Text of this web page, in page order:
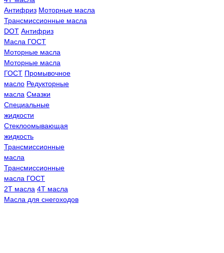
Антифриз Моторные масла
Трансмисcионные масла
DOT Антифриз
Масла ГОСТ
Моторные масла
Моторные масла
ГОСТ Промывочное
масло Редукторные
масла Смазки
Специальные
жидкости
Стеклоомывающая
жидкость
Трансмиссионные
масла
Трансмиссионные
масла ГОСТ
2Т масла 4Т масла
Масла для снегоходов